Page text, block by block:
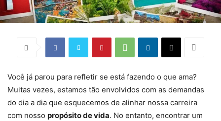
Você já parou para refletir se está fazendo o que ama?
Muitas vezes, estamos tão envolvidos com as demandas
do dia a dia que esquecemos de alinhar nossa carreira
com nosso propósito de vida. No entanto, encontrar um